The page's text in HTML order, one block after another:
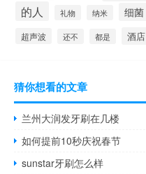
的人 礼物 纳米 细菌
超声波 还不 都是 酒店
猜你想看的文章
兰州大润发牙刷在几楼
如何提前10秒庆祝春节
sunstar牙刷怎么样